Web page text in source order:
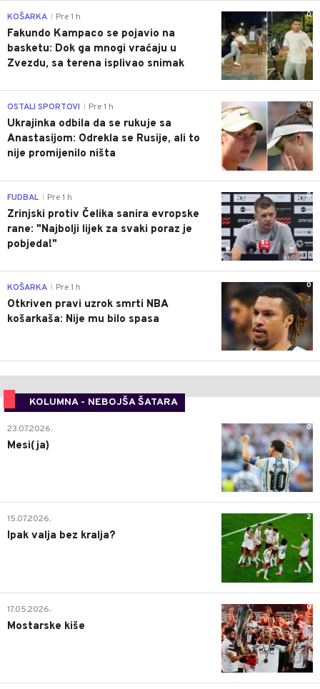
0
KOŠARKA Pre 1 h
Fakundo Kampaco se pojavio na
basketu: Dok ga mnogi vraćaju u
Zvezdu, sa terena isplivao snimak
0
OSTALI SPORTOVI Pre 1 h
Ukrajinka odbila da se rukuje sa
Anastasijom: Odrekla se Rusije, ali to
nije promijenilo ništa
0
FUDBAL Pre 1 h
Zrinjski protiv Čelika sanira evropske
rane: "Najbolji lijek za svaki poraz je
pobjeda!"
0
KOŠARKA Pre 1 h
Otkriven pravi uzrok smrti NBA
košarkaša: Nije mu bilo spasa
KOLUMNA - NEBOJŠA ŠATARA
0
23.07.2026.
Mesi(ja)
2
15.07.2026.
Ipak valja bez kralja?
0
17.05.2026.
Mostarske kiše